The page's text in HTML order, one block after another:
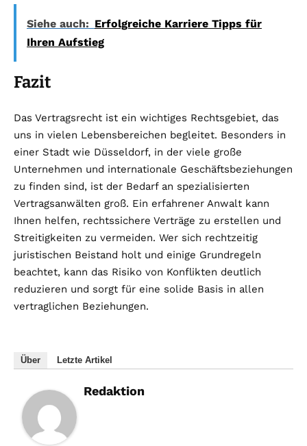
Siehe auch: Erfolgreiche Karriere Tipps für
Ihren Aufstieg
Fazit
Das Vertragsrecht ist ein wichtiges Rechtsgebiet, das
uns in vielen Lebensbereichen begleitet. Besonders in
einer Stadt wie Düsseldorf, in der viele große
Unternehmen und internationale Geschäftsbeziehungen
zu finden sind, ist der Bedarf an spezialisierten
Vertragsanwälten groß. Ein erfahrener Anwalt kann
Ihnen helfen, rechtssichere Verträge zu erstellen und
Streitigkeiten zu vermeiden. Wer sich rechtzeitig
juristischen Beistand holt und einige Grundregeln
beachtet, kann das Risiko von Konflikten deutlich
reduzieren und sorgt für eine solide Basis in allen
vertraglichen Beziehungen.
Über Letzte Artikel
Redaktion